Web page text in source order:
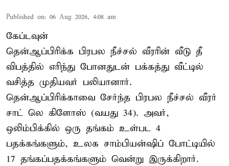
Published on: 06 Aug 2026, 4:08 am
கேப்டவுன்
தென்ஆப்பிரிக்க பிரபல நீச்சல் வீரரின் வீடு தீ
விபத்தில் எரிந்து போனதுடன் பக்கத்து வீட்டில்
வசித்த முதியவர் பலியானார்.
தென்ஆப்பிரிக்காவை சேர்ந்த பிரபல நீச்சல் வீரர்
சாட் லெ கிளோஸ் (வயது 34). அவர்,
ஒலிம்பிக்கில் ஒரு தங்கம் உள்பட 4
பதக்கங்களும், உலக சாம்பியன்ஷிப் போட்டியில்
17 தங்கப்பதக்கங்களும் வென்று இருக்கிறார்.